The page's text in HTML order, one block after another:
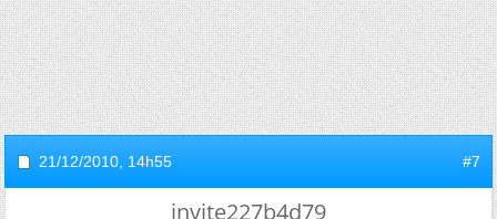
21/12/2010, 14h55 #7
invite227b4d79